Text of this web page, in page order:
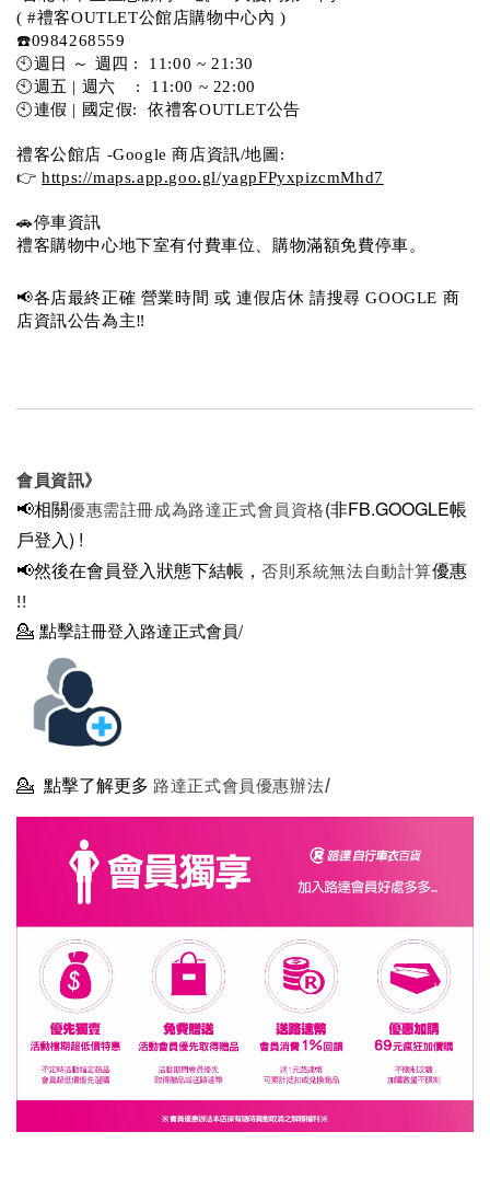
( #禮客OUTLET公館店購物中心內 )
☎️0984268559
🕙週日 ～ 週四 :  11:00 ~ 21:30
🕙週五 | 週六    :  11:00 ~ 22:00
🕙連假 | 國定假:  依禮客OUTLET公告
禮客公館店 -Google 商店資訊/地圖:
👉 https://maps.app.goo.gl/yagpFPyxpizcmMhd7
🚗停車資訊
禮客購物中心地下室有付費車位、購物滿額免費停車。
📢各店最終正確 營業時間 或 連假店休 請搜尋 GOOGLE 商
店資訊公告為主‼️
會員資訊》
📢相關優惠需註冊成為路達正式會員資格(非FB.GOOGLE帳
戶登入) !
📢然後在會員登入狀態下結帳， 否則系統無法自動計算優惠
!!
💁 點擊註冊登入路達正式會員/
💁 點擊了解更多 路達正式會員優惠辦法/